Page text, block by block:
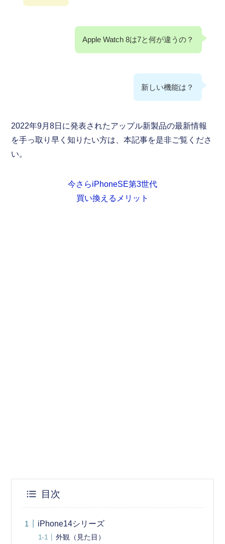
Apple Watch 8は7と何が違うの？
新しい機能は？
2022年9月8日に発表されたアップル新製品の最新情報
を手っ取り早く知りたい方は、本記事を是非ご覧くださ
い。
今さらiPhoneSE第3世代
買い換えるメリット
目次
iPhone14シリーズ
外観（見た目）